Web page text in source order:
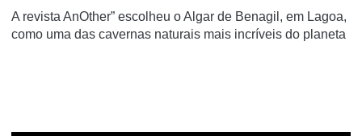
A revista AnOther” escolheu o Algar de Benagil, em Lagoa,
como uma das cavernas naturais mais incríveis do planeta